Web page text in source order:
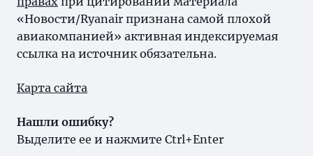
«Новости/Ryanair признана самой плохой
авиакомпанией» активная индексируемая
ссылка на источник обязательна.
Карта сайта
Нашли ошибку?
Выделите ее и нажмите Ctrl+Enter